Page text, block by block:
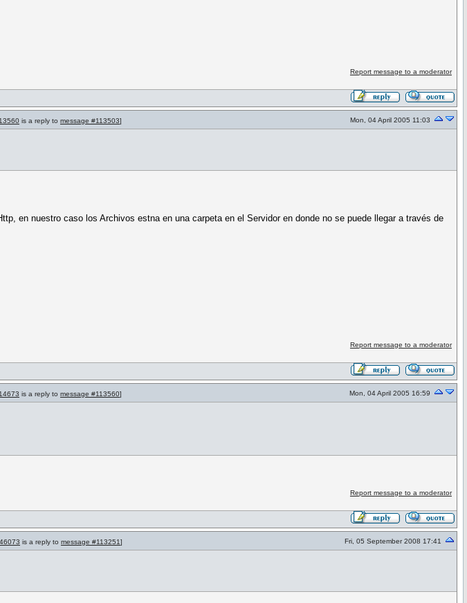
Report message to a moderator
is a reply to message #113503] Mon, 04 April 2005 11:03
en nuestro caso los Archivos estna en una carpeta en el Servidor en donde no se puede llegar a través de
Report message to a moderator
is a reply to message #113560] Mon, 04 April 2005 16:59
Report message to a moderator
is a reply to message #113251] Fri, 05 September 2008 17:41